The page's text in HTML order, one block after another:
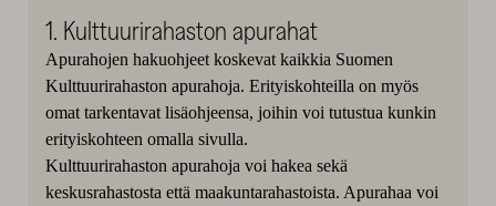
1. Kulttuurirahaston apurahat
Apurahojen hakuohjeet koskevat kaikkia Suomen
Kulttuurirahaston apurahoja. Erityiskohteilla on myös
omat tarkentavat lisäohjeensa, joihin voi tutustua kunkin
erityiskohteen omalla sivulla.
Kulttuurirahaston apurahoja voi hakea sekä
keskusrahastosta että maakuntarahastoista. Apurahaa voi